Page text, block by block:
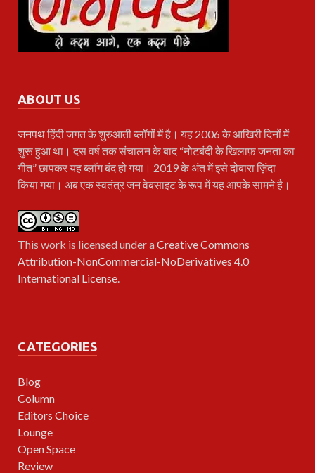
ABOUT US
जनपथहिंदी जगत के शुरुआती ब्लॉगों में है। यह 2006 के आखिरी दिनों में
शुरू हुआ था। दस वर्ष तक संचालन के बाद “नोटबंदी के खिलाफ़ जनता का
गीत” छापकर यह ब्लॉग बंद हो गया। 2019 के अंत में इसे दोबारा ज़िंदा
किया गया। अब एक स्वतंत्र जन वेबसाइट के रूप में यह आपके सामने है।
This work is licensed under aCreative Commons
Attribution-NonCommercial-NoDerivatives 4.0
International License.
CATEGORIES
Blog
Column
Editors Choice
Lounge
Open Space
Review